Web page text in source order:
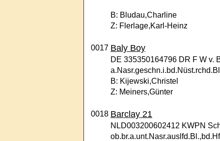
B: Bludau,Charline
Z: Flerlage,Karl-Heinz
0017 Baly Boy
DE 335350164796 DR F W v.
B: Kijewski,Christel
Z: Meiners,Günter
0018 Barclay 21
NLD003200602412 KWPN